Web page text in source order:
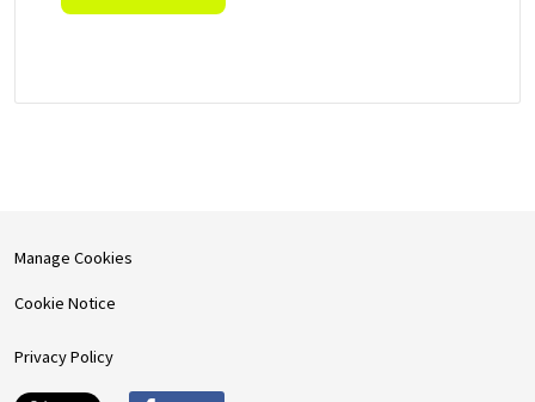
Manage Cookies
Cookie Notice
Privacy Policy